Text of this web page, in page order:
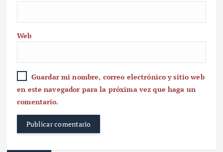
Web
Guardar mi nombre, correo electrónico y sitio web
en este navegador para la próxima vez que haga un
comentario.